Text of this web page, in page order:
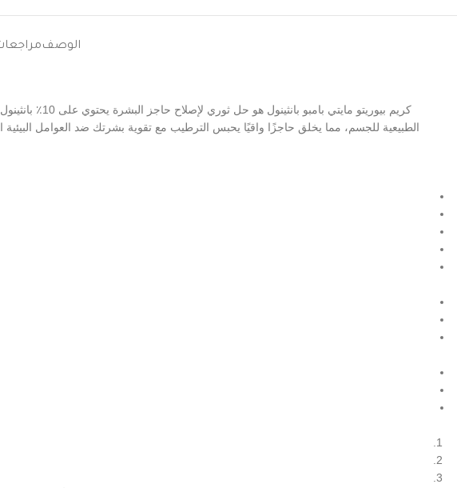
الوصف
كريم بيوريتو
الطبيعية للجسم، مما يخلق حاجزًا واقيًا يحبس الترطيب مع تقوية بشرتك ضد العوامل